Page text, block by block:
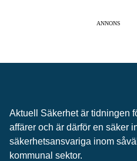
ANNONS
Aktuell Säkerhet är tidningen
affärer och är därför en säker
säkerhets­ansvariga inom
kommunal sektor.